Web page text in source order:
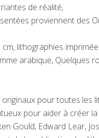
de réalité,
proviennent des
cm, lithographies
arabique, Quelques
pour toutes les
pour aider à créer
Gould, Edward Lear,